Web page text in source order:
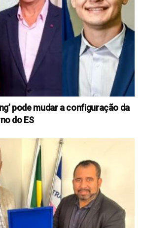
pode mudar a configuração da
do ES